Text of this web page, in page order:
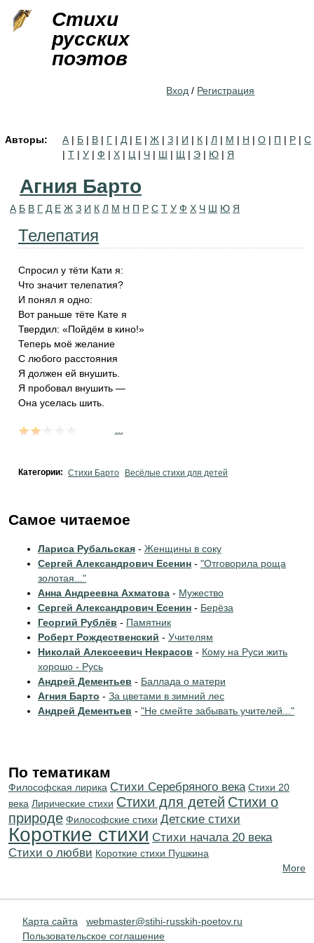
Стихи
русских
поэтов
Вход / Регистрация
Авторы: А | Б | В | Г | Д | Е | Ж | З | И | К | Л | М | Н | О | П | Р | С
| Т | У | Ф | Х | Ц | Ч | Ш | Щ | Э | Ю | Я
Агния Барто
А Б В Г Д Е Ж З И К Л М Н П Р С Т У Ф Х Ч Ш Ю Я
Телепатия
Спросил у тёти Кати я:
Что значит телепатия?
И понял я одно:
Вот раньше тёте Кате я
Твердил: «Пойдём в кино!»
Теперь моё желание
С любого расстояния
Я должен ей внушить.
Я пробовал внушить —
Она уселась шить.
Категории: Стихи Барто Весёлые стихи для детей
Самое читаемое
Лариса Рубальская - Женщины в соку
Сергей Александрович Есенин - "Отговорила роща
золотая..."
Анна Андреевна Ахматова - Мужество
Сергей Александрович Есенин - Берёза
Георгий Рублёв - Памятник
Роберт Рождественский - Учителям
Николай Алексеевич Некрасов - Кому на Руси жить
хорошо - Русь
Андрей Дементьев - Баллада о матери
Агния Барто - За цветами в зимний лес
Андрей Дементьев - "Не смейте забывать учителей..."
По тематикам
Философская лирика Cтихи Серебряного века Стихи 20
века Лирические стихи Стихи для детей Стихи о
природе Философские стихи Детские стихи
Короткие стихи Cтихи начала 20 века
Стихи о любви Короткие стихи Пушкина
More
Карта сайта
webmaster@stihi-russkih-poetov.ru
Пользовательское соглашение